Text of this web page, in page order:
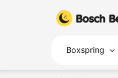
Boxspring